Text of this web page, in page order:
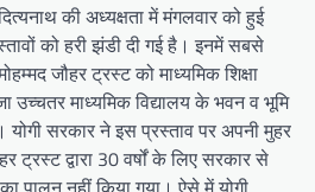
की अध्यक्षता में मंगलवार को हुई
को हरी झंडी दी गई है। इनमें सबसे
जौहर ट्रस्ट को माध्यमिक शिक्षा
उच्चतर माध्यमिक विद्यालय के भवन व भूमि
सरकार ने इस प्रस्ताव पर अपनी मुहर
ट्रस्ट द्वारा 30 वर्षों के लिए सरकार से